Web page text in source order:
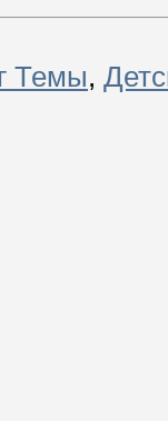
Темы,